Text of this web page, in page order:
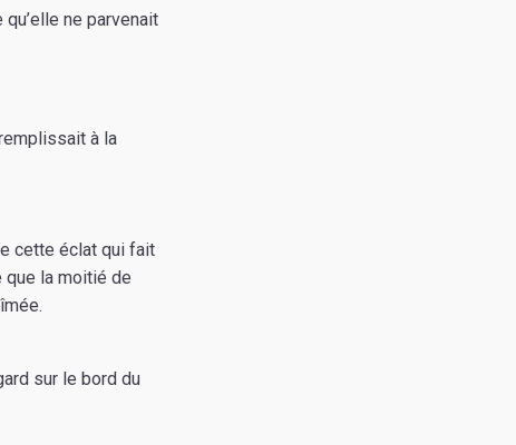
ne parvenait
à la
cette éclat qui fait
que la moitié de
sur le bord du